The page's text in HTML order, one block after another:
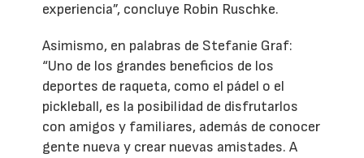
experiencia”, concluye Robin Ruschke.
Asimismo, en palabras de Stefanie Graf:
“Uno de los grandes beneficios de los
deportes de raqueta, como el pádel o el
pickleball, es la posibilidad de disfrutarlos
con amigos y familiares, además de conocer
gente nueva y crear nuevas amistades. A